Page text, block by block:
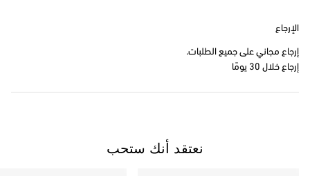
الإرجاع
إرجاع مجاني على جميع الطلبات.
إرجاع خلال 30 يومًا
نعتقد أنك ستحب